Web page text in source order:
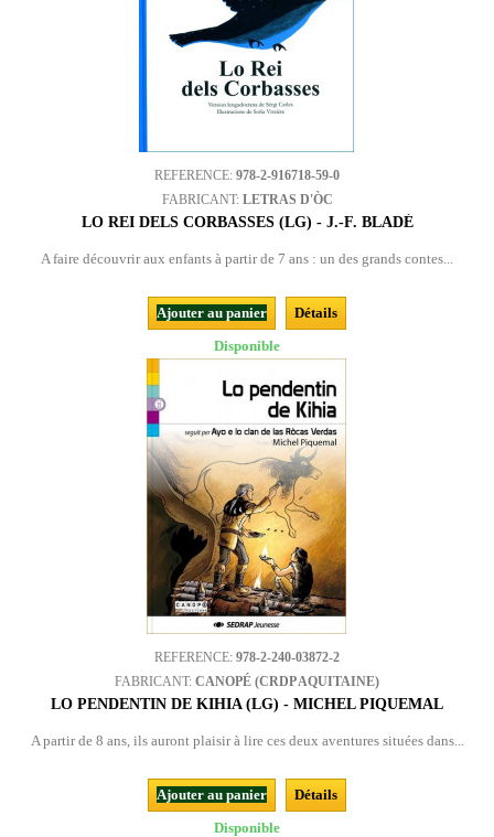
REFERENCE: 978-2-916718-59-0
FABRICANT: LETRAS D'ÒC
LO REI DELS CORBASSES (LG) - J.-F. BLADÉ
A faire découvrir aux enfants à partir de 7 ans : un des grands contes...
Ajouter au panier
Détails
Disponible
REFERENCE: 978-2-240-03872-2
FABRICANT: CANOPÉ (CRDP AQUITAINE)
LO PENDENTIN DE KIHIA (LG) - MICHEL PIQUEMAL
A partir de 8 ans, ils auront plaisir à lire ces deux aventures situées dans...
Ajouter au panier
Détails
Disponible